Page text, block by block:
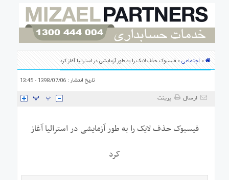
استرالیا
ارتباط» اجتماعی» فیسبوک حذف لایک را به طور آزمایشی در استرالیا آغاز کرد
تاریخ انتشار : 1398/07/06 - 13:45
ارسال پرینت
فیسبوک حذف لایک را به طور آزمایشی در استرالیا آغاز
کرد